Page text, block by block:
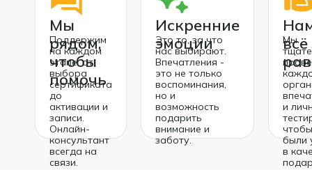
Мы
рядом,
чтобы
помочь
Поддержим
на каждом
этапе: от
выбора
сертификата
до
активации и
записи.
Онлайн-
консультант
всегда на
связи.
Искренние
эмоции
Это то, за что
нас выбирают.
Впечатления -
это не только
воспоминания,
но и
возможность
подарить
внимание и
заботу.
всё
Мы
и
были
в